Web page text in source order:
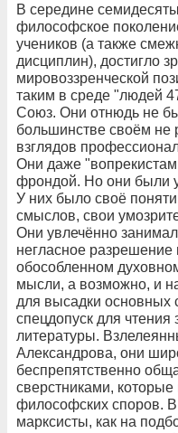
В середине
философское
учеников (а также
дисциплин), достигло
мировоззренческой
таким в среде "людей
Союз. Они отнюдь не
большинстве своём не
взглядов
Они даже
фрондой. Но они были
У них было своё
смыслов, свои
Они увлечённо
негласное разрешение
обособленном
мысли, а возможно, и
для высадки
спецдопуск для
литературы.
Александрова, они
беспрепятственно
сверстниками,
философских споров.
марксисты, как на